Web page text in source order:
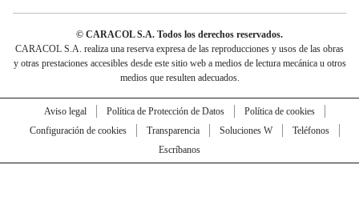
© CARACOL S.A. Todos los derechos reservados.
CARACOL S.A. realiza una reserva expresa de las reproducciones y usos de las obras
y otras prestaciones accesibles desde este sitio web a medios de lectura mecánica u otros
medios que resulten adecuados.
Aviso legal Política de Protección de Datos
Política de cookies
Configuración de cookies
Transparencia Soluciones W
Teléfonos
Escríbanos